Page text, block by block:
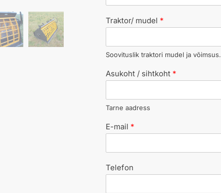
Traktor/ mudel *
Soovituslik traktori mudel ja võimsus.
Asukoht / sihtkoht *
Tarne aadress
E-mail *
Telefon